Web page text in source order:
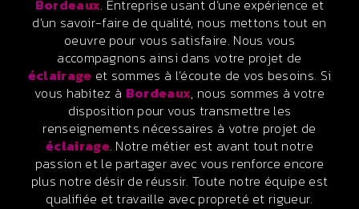
Bordeaux. Entreprise usant d’une expérience et
d’un savoir-faire de qualité, nous mettons tout en
oeuvre pour vous satisfaire. Nous vous
accompagnons ainsi dans votre projet de
éclairage et sommes à l’écoute de vos besoins. Si
vous habitez à Bordeaux, nous sommes à votre
disposition pour vous transmettre les
renseignements nécessaires à votre projet de
éclairage. Notre métier est avant tout notre
passion et le partager avec vous renforce encore
plus notre désir de réussir. Toute notre équipe est
qualifiée et travaille avec propreté et rigueur.